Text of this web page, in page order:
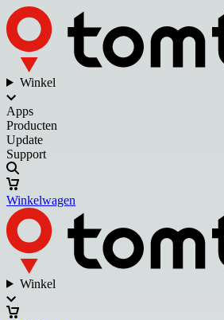
Winkel
Apps
Producten
Update
Support
Winkelwagen
Winkel